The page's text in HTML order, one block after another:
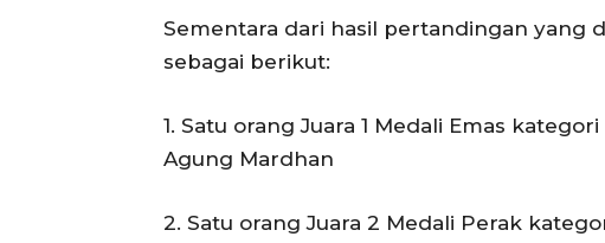
Sementara dari hasil pertandingan yang
sebagai berikut:
1. Satu orang Juara 1 Medali Emas
Agung Mardhan
2. Satu orang Juara 2 Medali Perak